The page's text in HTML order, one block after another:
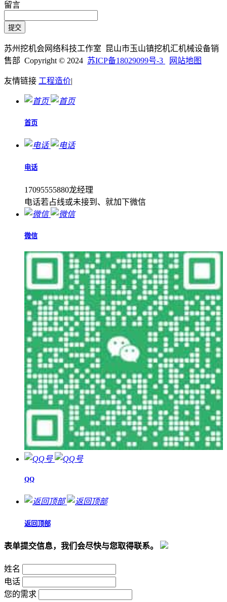
留言
苏州挖机会网络科技工作室 昆山市玉山镇挖机汇机械设备销
售部 Copyright © 2024 苏ICP备18029099号-3 网站地图
友情链接 工程造价|
首页
电话
17095555880龙经理
电话若占线或未接到、就加下微信
微信
QQ
返回顶部
表单提交信息，我们会尽快与您取得联系。
姓名
电话
您的需求